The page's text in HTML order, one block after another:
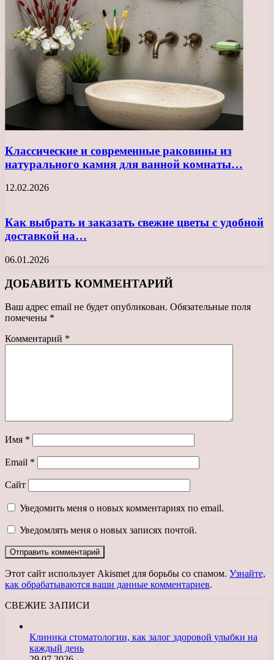
Классические и современные раковины из
натурального камня для ванной комнаты…
12.02.2026
Как выбрать и заказать свежие цветы с удобной
доставкой на…
06.01.2026
ДОБАВИТЬ КОММЕНТАРИЙ
Ваш адрес email не будет опубликован. Обязательные поля
помечены *
Комментарий *
Имя *
Email *
Сайт
Уведомить меня о новых комментариях по email.
Уведомлять меня о новых записях почтой.
Этот сайт использует Akismet для борьбы со спамом. Узнайте,
как обрабатываются ваши данные комментариев.
СВЕЖИЕ ЗАПИСИ
Клиника стоматологии, как залог здоровой улыбки на
каждый день